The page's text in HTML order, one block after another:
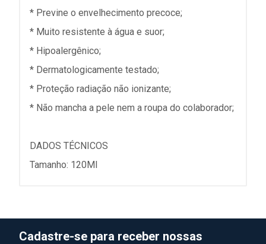
* Previne o envelhecimento precoce;
* Muito resistente à água e suor;
* Hipoalergênico;
* Dermatologicamente testado;
* Proteção radiação não ionizante;
* Não mancha a pele nem a roupa do colaborador;
DADOS TÉCNICOS
Tamanho: 120Ml
Cadastre-se para receber nossas